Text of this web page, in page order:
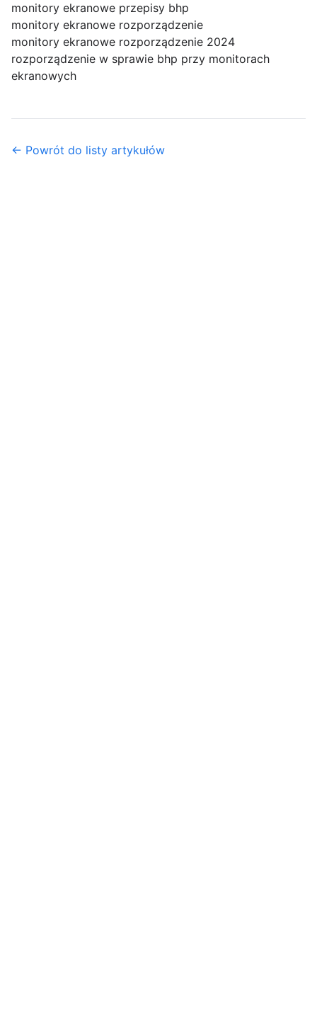
monitory ekranowe przepisy bhp
monitory ekranowe rozporządzenie
monitory ekranowe rozporządzenie 2024
rozporządzenie w sprawie bhp przy monitorach
ekranowych
← Powrót do listy artykułów